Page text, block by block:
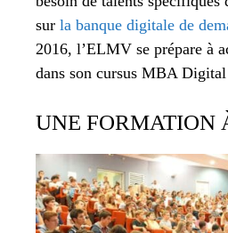
sur la banque digitale de
2016, l’ELMV se prépare à
dans son cursus MBA
UNE FORMATION